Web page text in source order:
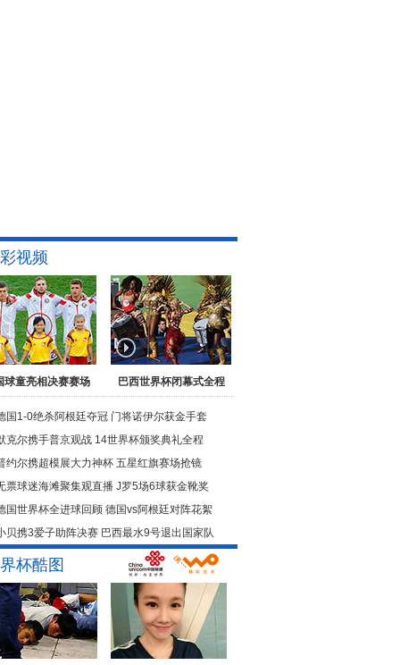
视频
球童亮相决赛赛场 巴西世界杯闭幕式全程
国1-0绝杀阿根廷夺冠 门将诺伊尔获金手套
克尔携手普京观战 14世界杯颁奖典礼全程
约尔携超模展大力神杯 五星红旗赛场抢镜
票球迷海滩聚集观直播 J罗5场6球获金靴奖
国世界杯全进球回顾 德国vs阿根廷对阵花絮
贝携3爱子助阵决赛 巴西最水9号退出国家队
杯酷图